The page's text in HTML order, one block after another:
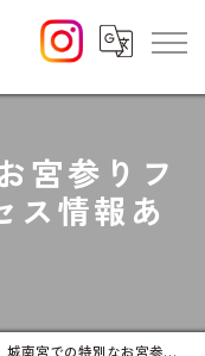
宮参りフ
ス情報あ
城南宮での特別なお宮参りフォトプラン(アクセス情報あり)